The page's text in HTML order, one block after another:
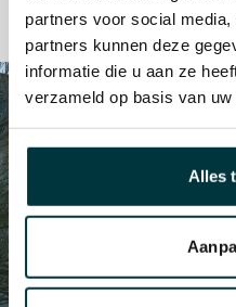
partners voor social
partners kunnen deze
informatie die u aan ze
verzameld op basis van
Alles